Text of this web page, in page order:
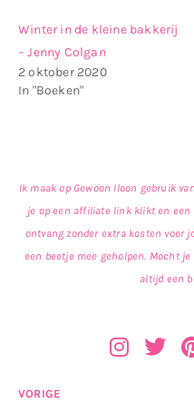
Winter in de kleine bakkerij
– Jenny Colgan
2 oktober 2020
In "Boeken"
Ik maak op Gewoon Iloon gebruik
je op een affiliate link klikt en een
ontvang zonder extra kosten voor
een beetje mee geholpen. Mocht
altijd een
VORIGE